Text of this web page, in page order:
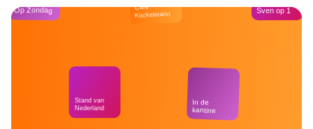
Op Zondag
Stand van
Nederland
Café
Kockelmann
In de
kantine
Sven op 1